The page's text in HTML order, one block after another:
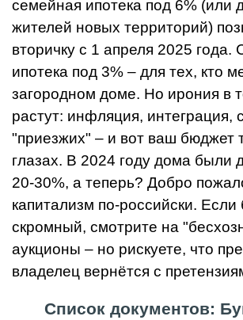
семейная ипотека под 6% (или
жителей новых территорий)
вторичку с 1 апреля 2025 года.
ипотека под 3% – для тех, кто
загородном доме. Но ирония в
растут: инфляция, интеграция,
"приезжих" – и вот ваш бюджет
глазах. В 2024 году дома были
20-30%, а теперь? Добро
капитализм по-российски.
скромный, смотрите на
аукционы – но рискуете, что
владелец вернётся с
Список документов: